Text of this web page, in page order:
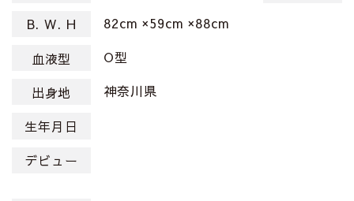
B. W. H
82cm ×59cm ×88cm
血液型 O型
出身地 神奈川県
生年月日
デビュー